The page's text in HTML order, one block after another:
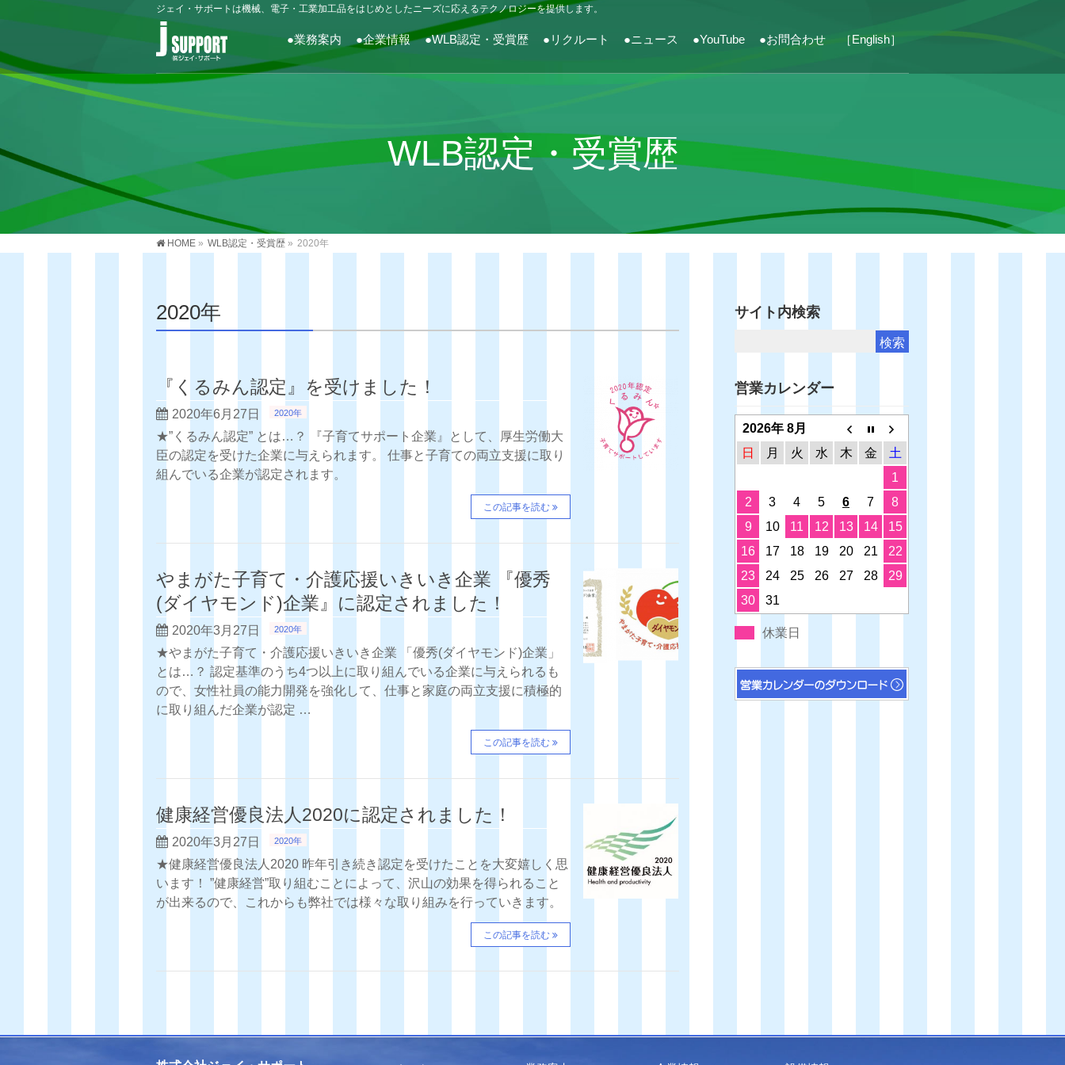
ジェイ・サポートは機械、電子・工業加工品をはじめとしたニーズに応えるテクノロジーを提供します。
●業務案内 ●企業情報 ●WLB認定・受賞歴 ●リクルート ●ニュース ●YouTube ●お問合わせ ［English］
WLB認定・受賞歴
HOME » WLB認定・受賞歴 » 2020年
2020年
『くるみん認定』を受けました！
2020年6月27日 2020年
★”くるみん認定” とは…？ 『子育てサポート企業』として、厚生労働大
臣の認定を受けた企業に与えられます。 仕事と子育ての両立支援に取り
組んでいる企業が認定されます。
この記事を読む
やまがた子育て・介護応援いきいき企業 『優秀
(ダイヤモンド)企業』に認定されました！
2020年3月27日 2020年
★やまがた子育て・介護応援いきいき企業 「優秀(ダイヤモンド)企業」
とは…？ 認定基準のうち4つ以上に取り組んでいる企業に与えられるも
ので、女性社員の能力開発を強化して、仕事と家庭の両立支援に積極的
に取り組んだ企業が認定 …
この記事を読む
健康経営優良法人2020に認定されました！
2020年3月27日 2020年
★健康経営優良法人2020 昨年引き続き認定を受けたことを大変嬉しく思
います！ ”健康経営”取り組むことによって、沢山の効果を得られること
が出来るので、これからも弊社では様々な取り組みを行っていきます。
この記事を読む
サイト内検索
営業カレンダー
2026年 8月
日
月 火 水 木 金
土
1
2
3 4 5 6 7
8
9
10 11 12 13 14
15
16
17 18 19 20 21
22
23
24 25 26 27 28
29
30
31
休業日